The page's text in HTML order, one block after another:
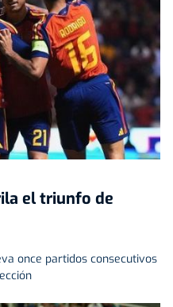
el triunfo de
once partidos consecutivos